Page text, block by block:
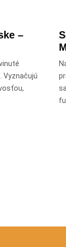
–
Vyznačujú